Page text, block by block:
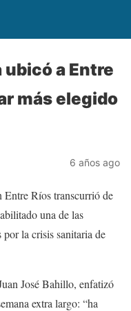
a Entre
más elegido
6 años ago
Entre Ríos transcurrió de
una de las
por la crisis sanitaria de
José Bahillo, enfatizó
extra largo: “ha